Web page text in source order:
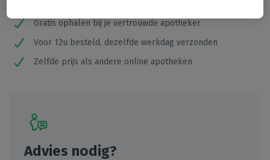
Gratis ophalen bij je vertrouwde apotheker
Voor 12u besteld, dezelfde werkdag verzonden
Zelfde prijs als andere online apotheken
Advies nodig?